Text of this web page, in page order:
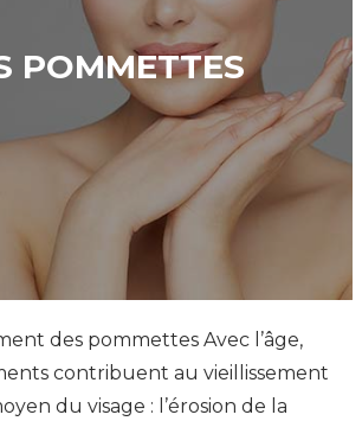
POMMETTES
des pommettes Avec l’âge,
contribuent au vieillissement
du visage : l’érosion de la